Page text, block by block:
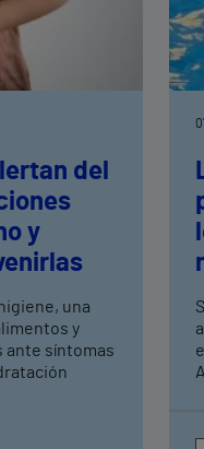
del
y
una
y
ante síntomas